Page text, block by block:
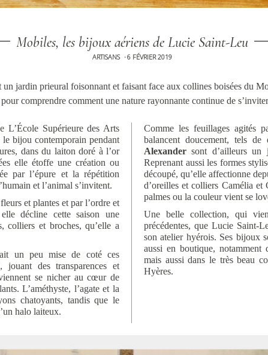
Mobiles, les bijoux aériens de Lucie Saint-Leu
ARTISANS •6 FÉVRIER 2019
un jardin prieural foisonnant et faisant face aux collines boisées du
comprendre comment une nature rayonnante continue de
L’École Supérieure des Arts
bijou contemporain pendant
dans du laiton doré à l’or
elle étoffe une création ou
par l’épure et la répétition
et l’animal s’invitent.
et plantes et par l’ordre et
décline cette saison une
colliers et broches, qu’elle a
un peu mise de coté ces
jouant des transparences et
se nicher au cœur de
L’améthyste, l’agate et la
chatoyants, tandis que le
halo laiteux.
Comme les feuillages agités
balancent doucement, tels de
Alexander sont d’ailleurs
Reprenant aussi les formes
découpé, qu’elle affectionne
d’oreilles et colliers Camélia et
palmes ou la couleur vient se
Une belle collection, qui
précédentes, que Lucie Saint-
son atelier hyérois. Ses bijoux
aussi en boutique, notamment
mais aussi dans le très beau
Hyères.